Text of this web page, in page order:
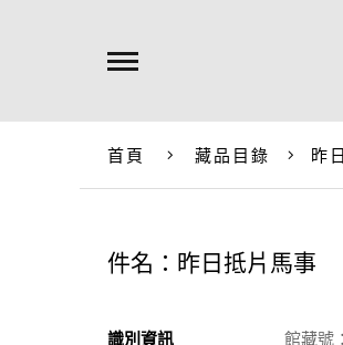
首頁 藏品目錄 昨
件名：昨日抵片馬事
識別資訊 館藏號